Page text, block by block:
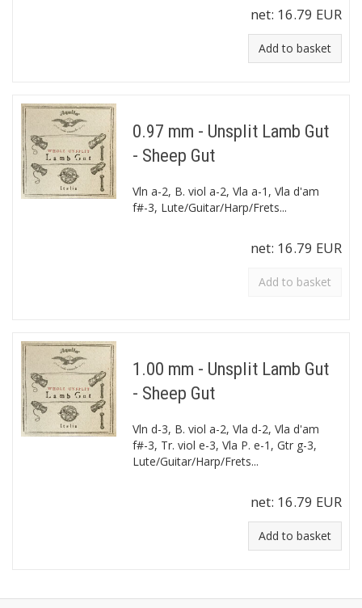
net: 16.79 EUR
Add to basket
0.97 mm - Unsplit Lamb Gut
- Sheep Gut
Vln a-2, B. viol a-2, Vla a-1, Vla d'am
f#-3, Lute/Guitar/Harp/Frets...
net: 16.79 EUR
Add to basket
1.00 mm - Unsplit Lamb Gut
- Sheep Gut
Vln d-3, B. viol a-2, Vla d-2, Vla d'am
f#-3, Tr. viol e-3, Vla P. e-1, Gtr g-3,
Lute/Guitar/Harp/Frets...
net: 16.79 EUR
Add to basket